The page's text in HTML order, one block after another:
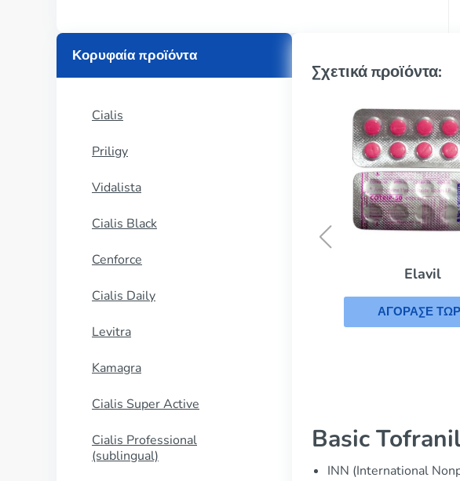
Κορυφαία προϊόντα
Cialis
Priligy
Vidalista
Cialis Black
Cenforce
Cialis Daily
Levitra
Kamagra
Cialis Super Active
Cialis Professional
(sublingual)
Σχετικά προϊόντα:
Basic
INN (International